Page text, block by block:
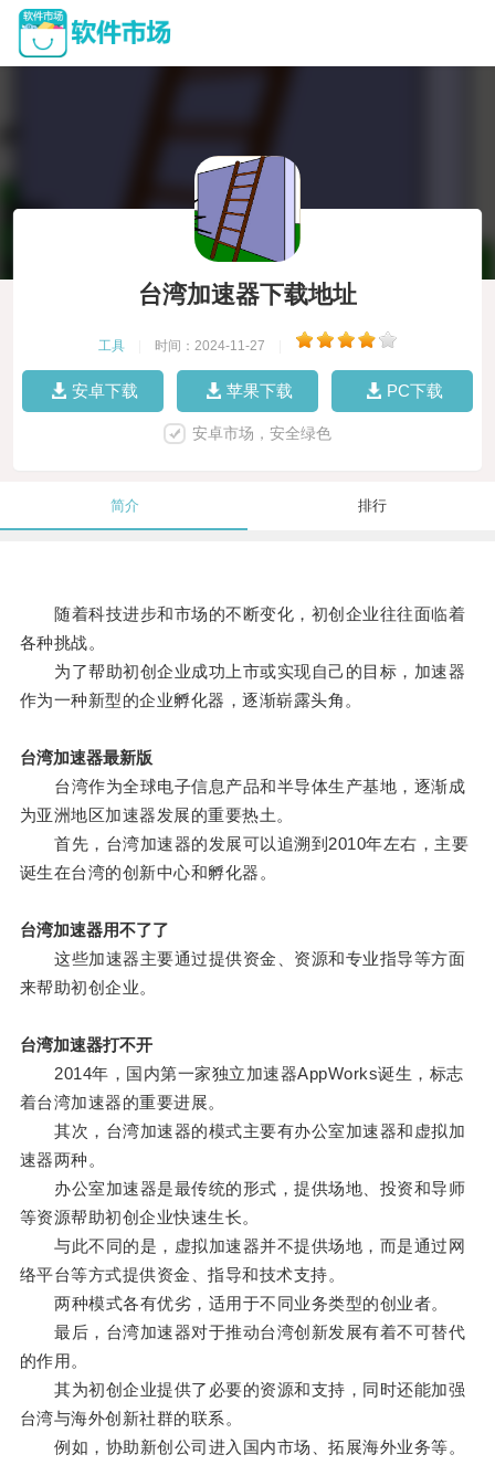
台湾加速器下载地址
工具 时间：2024-11-27
安卓下载 苹果下载 PC下载
安卓市场，安全绿色
简介 排行
随着科技进步和市场的不断变化，初创企业往往面临着
各种挑战。
为了帮助初创企业成功上市或实现自己的目标，加速器
作为一种新型的企业孵化器，逐渐崭露头角。
台湾加速器最新版
台湾作为全球电子信息产品和半导体生产基地，逐渐成
为亚洲地区加速器发展的重要热土。
首先，台湾加速器的发展可以追溯到2010年左右，主要
诞生在台湾的创新中心和孵化器。
台湾加速器用不了了
这些加速器主要通过提供资金、资源和专业指导等方面
来帮助初创企业。
台湾加速器打不开
2014年，国内第一家独立加速器AppWorks诞生，标志
着台湾加速器的重要进展。
其次，台湾加速器的模式主要有办公室加速器和虚拟加
速器两种。
办公室加速器是最传统的形式，提供场地、投资和导师
等资源帮助初创企业快速生长。
与此不同的是，虚拟加速器并不提供场地，而是通过网
络平台等方式提供资金、指导和技术支持。
两种模式各有优劣，适用于不同业务类型的创业者。
最后，台湾加速器对于推动台湾创新发展有着不可替代
的作用。
其为初创企业提供了必要的资源和支持，同时还能加强
台湾与海外创新社群的联系。
例如，协助新创公司进入国内市场、拓展海外业务等。